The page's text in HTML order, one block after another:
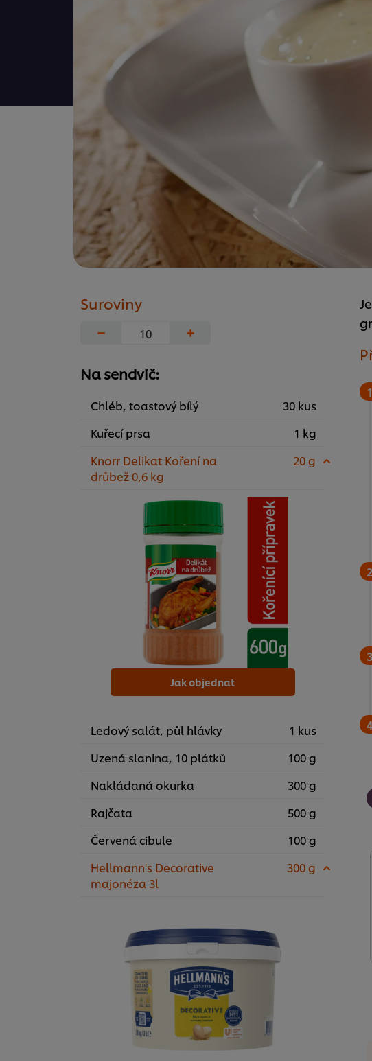
Suroviny
−
+
Na sendvič:
Chléb, toastový bílý
30 kus
Kuřecí prsa
1 kg
Knorr Delikat Koření na
drůbež 0,6 kg
20 g
Jak objednat
Ledový salát, půl hlávky
1 kus
Uzená slanina, 10 plátků
100 g
Nakládaná okurka
300 g
Rajčata
500 g
Červená cibule
100 g
Hellmann's Decorative
majonéza 3l
300 g